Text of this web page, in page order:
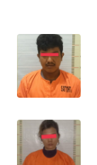
WN
TANJUNG
LESUNG
WN
KARO